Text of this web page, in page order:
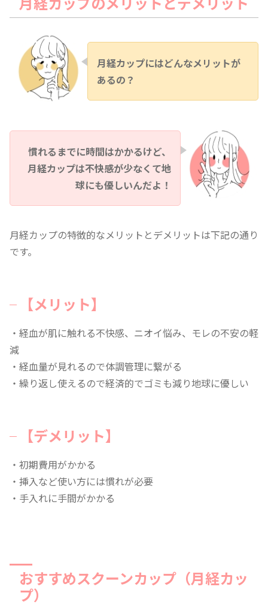
月経カップにはどんなメリットが
あるの？
慣れるまでに時間はかかるけど、
月経カップは不快感が少なくて地
球にも優しいんだよ！
月経カップの特徴的なメリットとデメリットは下記の通り
です。
【メリット】
・経血が肌に触れる不快感、ニオイ悩み、モレの不安の軽
減
・経血量が見れるので体調管理に繋がる
・繰り返し使えるので経済的でゴミも減り地球に優しい
【デメリット】
・初期費用がかかる
・挿入など使い方には慣れが必要
・手入れに手間がかかる
おすすめスクーンカップ（月経カッ
プ）